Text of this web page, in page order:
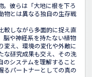
。彼らは「大地に根を下ろ
物とは異なる独自の生存戦
較しながら多面的に捉え直
脳や神経系を持たない植物
変え、環境の変化や外敵に
な研究成果も交え、その洗
のシステムを理解すること
るパートナーとしての真の